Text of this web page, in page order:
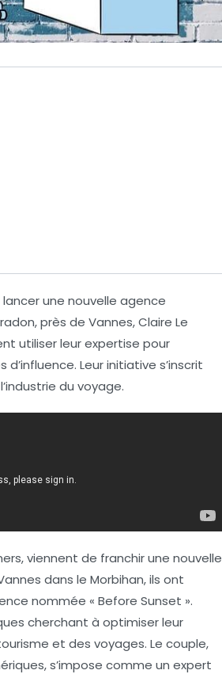
une nouvelle agence
près de Vannes, Claire Le
utiliser leur expertise pour
Leur initiative s’inscrit
du voyage.
viennent de franchir une nouvelle
dans le Morbihan, ils ont
nommée « Before Sunset ».
cherchant à optimiser leur
et des voyages. Le couple,
s’impose comme un expert